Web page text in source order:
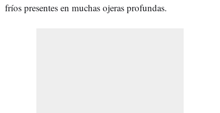
fríos presentes en muchas ojeras profundas.